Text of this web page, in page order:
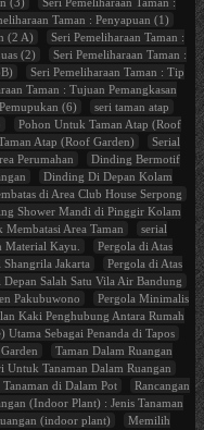
Taman : Penyapuan (1)
(2 A)
Seri Pemeliharaan Taman :
(2)
Seri Pemeliharaan Taman :
Seri Pemeliharaan Taman : Tip
Taman : Tujuan Pemangkasan
(6)
seri taman atap
Pohon Untuk Taman Atap (Roof
Atap (Roof Garden)
Serial
Perumahan
Dinding Bermotif
Dinding Di Depan Kolam
di Area Club House Serpong
Shower Mandi di Pinggir Kolam
Area Taman
serial
Material Kayu.
Pergola di Atas
Jakarta
Pergola di Atas
Depan Salah Satu Vila Air Bandung
Pakubuwono
Pergola Minimalis
Kaki Penghubung Antara Rumah
Sebagai Penanda di Tapos
Taman Dalam Ruangan
Untuk Tanaman Dalam Ruangan
Tanaman di Dalam Pot
Rancangan
(Indoor Plant) : Jenis Tanaman
(indoor plant)
Memilih